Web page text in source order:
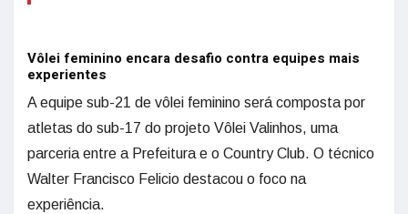
Vôlei feminino encara desafio contra equipes mais
experientes
A equipe sub-21 de vôlei feminino será composta por
atletas do sub-17 do projeto Vôlei Valinhos, uma
parceria entre a Prefeitura e o Country Club. O técnico
Walter Francisco Felicio destacou o foco na
experiência.